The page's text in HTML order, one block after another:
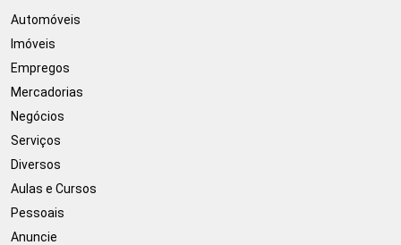
Automóveis
Imóveis
Empregos
Mercadorias
Negócios
Serviços
Diversos
Aulas e Cursos
Pessoais
Anuncie